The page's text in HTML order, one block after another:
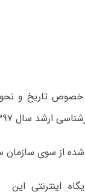
تاریخ و
سال ۱۳۹۷ منتشر شد.
شده از سوی
مورخ ۹۷/۴/۳ در پایگاه اینترنتی این